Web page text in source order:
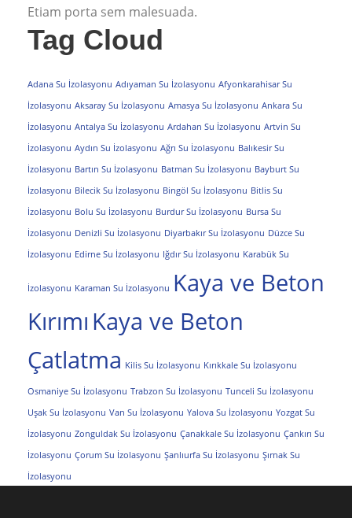
Etiam porta sem malesuada.
Tag Cloud
Adana Su İzolasyonu Adıyaman Su İzolasyonu Afyonkarahisar Su
İzolasyonu Aksaray Su İzolasyonu Amasya Su İzolasyonu Ankara Su
İzolasyonu Antalya Su İzolasyonu Ardahan Su İzolasyonu Artvin Su
İzolasyonu Aydın Su İzolasyonu Ağrı Su İzolasyonu Balıkesir Su
İzolasyonu Bartın Su İzolasyonu Batman Su İzolasyonu Bayburt Su
İzolasyonu Bilecik Su İzolasyonu Bingöl Su İzolasyonu Bitlis Su
İzolasyonu Bolu Su İzolasyonu Burdur Su İzolasyonu Bursa Su
İzolasyonu Denizli Su İzolasyonu Diyarbakır Su İzolasyonu Düzce Su
İzolasyonu Edirne Su İzolasyonu Iğdır Su İzolasyonu Karabük Su
İzolasyonu Karaman Su İzolasyonu Kaya ve Beton
Kırımı Kaya ve Beton
Çatlatma Kilis Su İzolasyonu Kırıkkale Su İzolasyonu
Osmaniye Su İzolasyonu Trabzon Su İzolasyonu Tunceli Su İzolasyonu
Uşak Su İzolasyonu Van Su İzolasyonu Yalova Su İzolasyonu Yozgat Su
İzolasyonu Zonguldak Su İzolasyonu Çanakkale Su İzolasyonu Çankırı Su
İzolasyonu Çorum Su İzolasyonu Şanlıurfa Su İzolasyonu Şırnak Su
İzolasyonu